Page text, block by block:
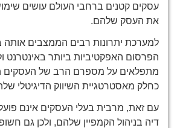
עסקים קטנים ברחבי העולם עושים
את העסק שלהם.
למערכת יתרונות רבים הממצבים אותה
הפרסום האפקטיביות ביותר באינטרנט
מתפלאים על מספרם הרב של העסקים
כחלק מאסטרטגיית השיווק הדיגיטלי
עם זאת, מרבית בעלי העסקים אינם
דיה בניהול הקמפיין שלהם, ולכן גם